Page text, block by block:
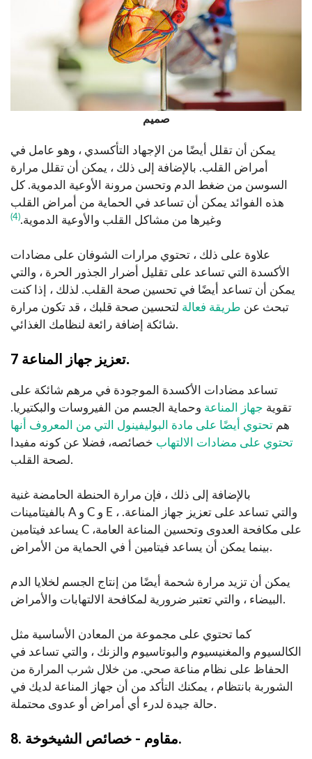
صميم
يمكن أن تقلل أيضًا من الإجهاد التأكسدي ، وهو عامل في
أمراض القلب. بالإضافة إلى ذلك ، يمكن أن تقلل مرارة
السوسن من ضغط الدم وتحسن مرونة الأوعية الدموية. كل
هذه الفوائد يمكن أن تساعد في الحماية من أمراض القلب
وغيرها من مشاكل القلب والأوعية الدموية.(4)
علاوة على ذلك ، تحتوي مرارات الشوفان على مضادات
الأكسدة التي تساعد على تقليل أضرار الجذور الحرة ، والتي
يمكن أن تساعد أيضًا في تحسين صحة القلب. لذلك ، إذا كنت
تبحث عن طريقة فعالة لتحسين صحة قلبك ، قد تكون مرارة
شائكة إضافة رائعة لنظامك الغذائي.
7 تعزيز جهاز المناعة.
تساعد مضادات الأكسدة الموجودة في مرهم شائكة على
تقوية جهاز المناعة وحماية الجسم من الفيروسات والبكتيريا.
هم تحتوي أيضًا على مادة البوليفينول التي من المعروف أنها
تحتوي على مضادات الالتهاب خصائصه، فضلا عن كونه مفيدا
لصحة القلب.
بالإضافة إلى ذلك ، فإن مرارة الحنطة الحامضة غنية
بالفيتامينات A و C و E ، والتي تساعد على تعزيز جهاز المناعة.
يساعد فيتامين C على مكافحة العدوى وتحسين المناعة العامة،
بينما يمكن أن يساعد فيتامين أ في الحماية من الأمراض.
يمكن أن تزيد مرارة شحمة أيضًا من إنتاج الجسم لخلايا الدم
البيضاء ، والتي تعتبر ضرورية لمكافحة الالتهابات والأمراض.
كما تحتوي على مجموعة من المعادن الأساسية مثل
الكالسيوم والمغنيسيوم والبوتاسيوم والزنك ، والتي تساعد في
الحفاظ على نظام مناعة صحي. من خلال شرب المرارة من
الشوربة بانتظام ، يمكنك التأكد من أن جهاز المناعة لديك في
حالة جيدة لدرء أي أمراض أو عدوى محتملة.
8. مقاوم - خصائص الشيخوخة.